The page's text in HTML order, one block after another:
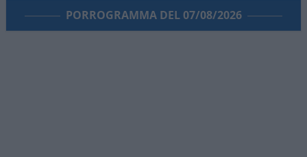
PORROGRAMMA DEL 07/08/2026